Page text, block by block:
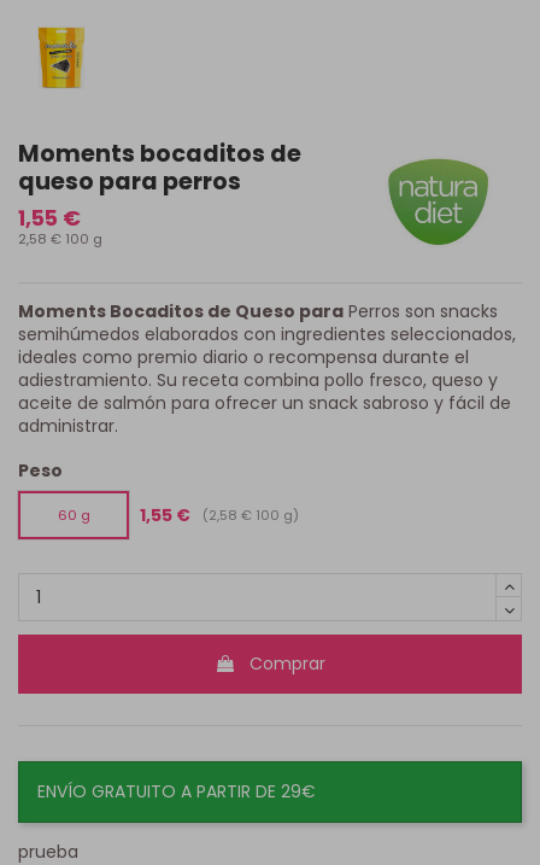
Moments bocaditos de
queso para perros
1,55 €
2,58 € 100 g
Moments Bocaditos de Queso para Perros son snacks
semihúmedos elaborados con ingredientes seleccionados,
ideales como premio diario o recompensa durante el
adiestramiento. Su receta combina pollo fresco, queso y
aceite de salmón para ofrecer un snack sabroso y fácil de
administrar.
Peso
60 g 1,55 € (2,58 € 100 g)
Comprar
ENVÍO GRATUITO A PARTIR DE 29€
prueba